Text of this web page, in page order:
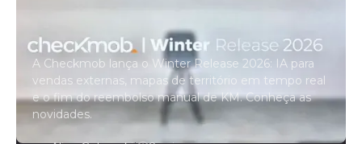
operação de campo
A Checkmob lança o Winter Release 2026: IA para
vendas externas, mapas de território em tempo real
e o fim do reembolso manual de KM. Conheça as
novidades.